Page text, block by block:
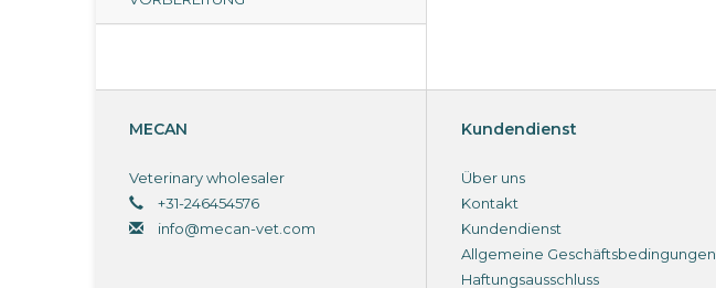
MECAN
Veterinary wholesaler
+31-246454576
info@mecan-vet.com
Kundendienst
Über uns
Kontakt
Kundendienst
Allgemeine Geschäftsbedingungen
Haftungsausschluss